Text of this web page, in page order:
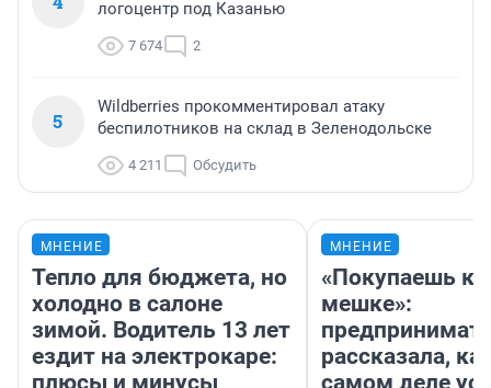
логоцентр под Казанью
7 674 2
5
Wildberries прокомментировал атаку
беспилотников на склад в Зеленодольске
4 211 Обсудить
МНЕНИЕ
Тепло для бюджета, но
холодно в салоне
зимой. Водитель 13 лет
ездит на электрокаре:
плюсы и минусы
МНЕНИЕ
«Покупаешь
мешке»:
рассказала,
самом деле